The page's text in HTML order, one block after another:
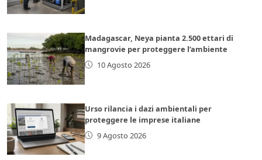
Madagascar, Neya pianta 2.500 ettari di
mangrovie per proteggere l’ambiente
10 Agosto 2026
Urso rilancia i dazi ambientali per
proteggere le imprese italiane
9 Agosto 2026